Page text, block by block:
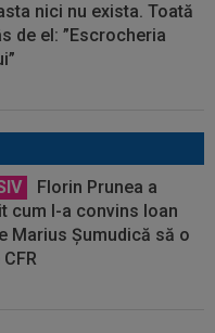
nici nu exista. Toată
de el: ”Escrocheria
Florin Prunea a
cum l-a convins Ioan
Marius Șumudică să o